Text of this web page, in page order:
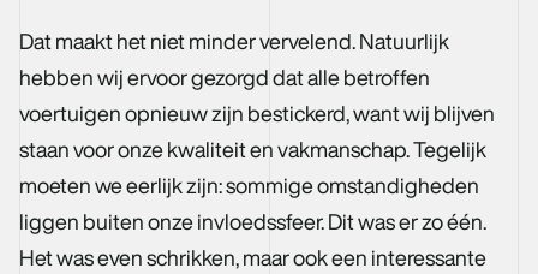
Dat maakt het niet minder vervelend. Natuurlijk
hebben wij ervoor gezorgd dat alle betroffen
voertuigen opnieuw zijn bestickerd, want wij blijven
staan voor onze kwaliteit en vakmanschap. Tegelijk
moeten we eerlijk zijn: sommige omstandigheden
liggen buiten onze invloedssfeer. Dit was er zo één.
Het was even schrikken, maar ook een interessante